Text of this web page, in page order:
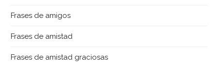
Frases de amigos
Frases de amistad
Frases de amistad graciosas